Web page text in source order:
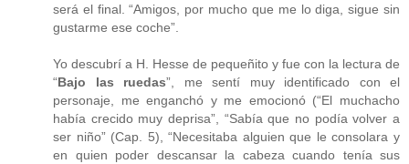
será el final. “Amigos, por mucho que me lo diga, sigue sin
gustarme ese coche”.
Yo descubrí a H. Hesse de pequeñito y fue con la lectura de
“Bajo las ruedas”, me sentí muy identificado con el
personaje, me enganchó y me emocionó (“El muchacho
había crecido muy deprisa”, “Sabía que no podía volver a
ser niño” (Cap. 5), “Necesitaba alguien que le consolara y
en quien poder descansar la cabeza cuando tenía sus